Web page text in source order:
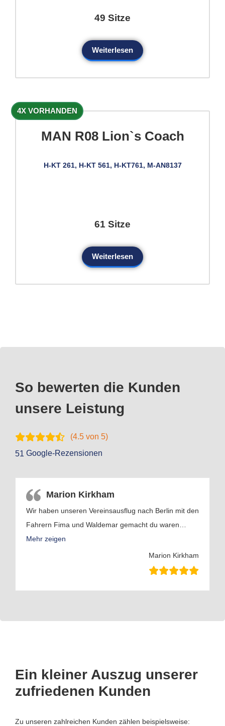
49 Sitze
Weiterlesen
4X VORHANDEN
MAN R08 Lion`s Coach
H-KT 261, H-KT 561, H-KT761, M-AN8137
61 Sitze
Weiterlesen
So bewerten die Kunden
unsere Leistung
(4.5 von 5)
51 Google-Rezensionen
Marion Kirkham
Wir haben unseren Vereinsausflug nach Berlin mit den
Fahrern Fima und Waldemar gemacht du waren
Mehr zeigen
Marion Kirkham
Ein kleiner Auszug unserer
zufriedenen Kunden
Zu unseren zahlreichen Kunden zählen beispielsweise: